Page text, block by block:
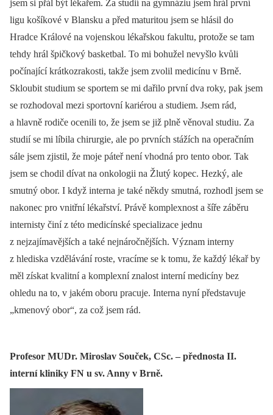
jsem si přál být lékařem. Za studií na gymnáziu jsem hrál první
ligu košíkové v Blansku a před maturitou jsem se hlásil do
Hradce Králové na vojenskou lékařskou fakultu, protože se tam
tehdy hrál špičkový basketbal. To mi bohužel nevyšlo kvůli
počínající krátkozrakosti, takže jsem zvolil medicínu v Brně.
Skloubit studium se sportem se mi dařilo první dva roky, pak jsem
se rozhodoval mezi sportovní kariérou a studiem. Jsem rád,
a hlavně rodiče ocenili to, že jsem se již plně věnoval studiu. Za
studií se mi líbila chirurgie, ale po prvních stážích na operačním
sále jsem zjistil, že moje páteř není vhodná pro tento obor. Tak
jsem se chodil dívat na onkologii na Žlutý kopec. Hezký, ale
smutný obor. I když interna je také někdy smutná, rozhodl jsem se
nakonec pro vnitřní lékařství. Právě komplexnost a šíře záběru
internisty činí z této medicínské specializace jednu
z nejzajímavějších a také nejnáročnějších. Význam interny
z hlediska vzdělávání roste, vracíme se k tomu, že každý lékař by
měl získat kvalitní a komplexní znalost interní medicíny bez
ohledu na to, v jakém oboru pracuje. Interna nyní představuje
„kmenový obor“, za což jsem rád.
Profesor MUDr. Miroslav Souček, CSc. – přednosta II.
interní kliniky FN u sv. Anny v Brně.